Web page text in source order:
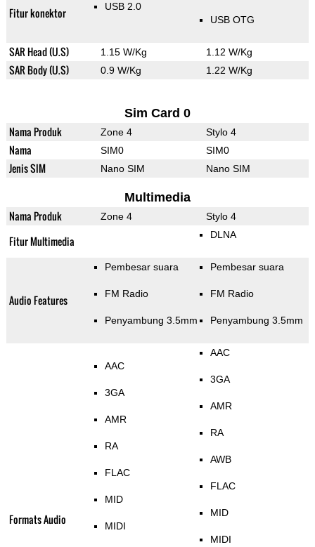
Fitur konektor USB 2.0
USB OTG
SAR Head (U.S) 1.15 W/Kg 1.12 W/Kg
SAR Body (U.S) 0.9 W/Kg 1.22 W/Kg
Sim Card 0
Nama Produk Zone 4 Stylo 4
Nama SIM0 SIM0
Jenis SIM Nano SIM Nano SIM
Multimedia
Nama Produk Zone 4 Stylo 4
Fitur Multimedia DLNA
Audio Features
Pembesar suara
FM Radio
Penyambung 3.5mm
Pembesar suara
FM Radio
Penyambung 3.5mm
Formats Audio
AAC
3GA
AMR
RA
FLAC
MID
MIDI
AAC
3GA
AMR
RA
AWB
FLAC
MID
MIDI